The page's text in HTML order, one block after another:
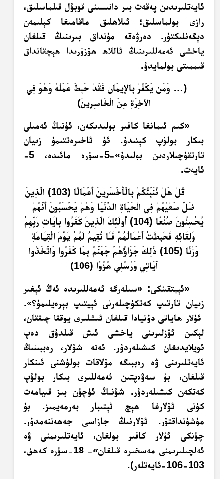
ئايەتلىرىدىن پەقەت بىر دانىسىنى قوبۇل قىلماسلىق،
رازى بولماسلىق؛ ئىلاھلىق ماقامىغا كېلىمەن
دېگەنلىكتۇر. دەرۋەقە مۇنداق بىرىنىڭ قىلغان
ياخشى ئەمەللىرىنىڭ ئاللاھ ھۇزۇرىدا ھېچقانداق
قىممىتى بولمايدۇ.
﴿… وَمَن يَكْفُرْ بِالإِيمَانِ فَقَدْ حَبِطَ عَمَلُهُ وَهُوَ فِي
الآخِرَةِ مِنَ الْخَاسِرِينَ﴾
«كىم ئىمانغا كافىر بولىدىكەن، ئۇنىڭ ئەمىلى
بىكار بولۇپ كېتىدۇ. ئۇ ئاخىرەتتىمۇ زىيان
تارتقۇچىلاردىن بولىدۇ»-‏5-سۈرە مائىدە، 5-
ئايەت.
قُلْ هَلْ نُنَبِّئُكُمْ بِالْأَخْسَرِينَ أَعْمَالًا (103) الَّذِينَ
ضَلَّ سَعْيُهُمْ فِي الْحَيَاةِ الدُّنْيَا وَهُمْ يَحْسَبُونَ أَنَّهُمْ
يُحْسِنُونَ صُنْعًا (104) أُولَئِكَ الَّذِينَ كَفَرُوا بِآيَاتِ رَبِّهِمْ
وَلِقَائِهِ فَحَبِطَتْ أَعْمَالُهُمْ فَلَا نُقِيمُ لَهُمْ يَوْمَ الْقِيَامَةِ
وَزْنًا (105) ذَلِكَ جَزَاؤُهُمْ جَهَنَّمُ بِمَا كَفَرُوا وَاتَّخَذُوا
آيَاتِي وَرُسُلِي هُزُوًا (106)
«ئېيتقىنكى: «سىلەرگە ئەمەللىرىدە ئەڭ ئېغىر
زىيان تارتىپ كەتكۈچىلەرنى ئېيتىپ بېرەيلىمۇ؟».
ئۇلار ھاياتى دۇنيادا قىلغان ئىشلىرى يوققا چىققان،
لېكىن ئۆزلىرىنى ياخشى ئىش قىلدۇق دەپ
ئويلايدىغان كىشىلەردۇر. ئەنە شۇلار، رەببىنىڭ
ئايەتلىرىنى ۋە رەببىگە مۇلاقات بولۇشنى ئىنكار
قىلغان، بۇ سەۋەپتىن ئەمەللىرى بىكار بولۇپ
كەتكەن كىشىلەردۇر. شۇنىڭ ئۈچۈن بىز قىيامەت
كۈنى ئۇلارغا ھېچ ئېتىبار بەرمەيمىز.‏ بۇ
مۇشۇنداقتۇر. ئۇلارنىڭ جازاسى جەھەننەمدۇر.
چۈنكى ئۇلار كافىر بولغان، ئايەتلىرىمنى ۋە
ئەلچىلىرىمنى مەسخىرە قىلغان»- 18-سۈرە كەھف،
103-106-ئايەتلەر).